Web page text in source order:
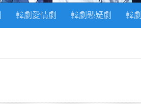
韓劇愛情劇 韓劇懸疑劇 韓